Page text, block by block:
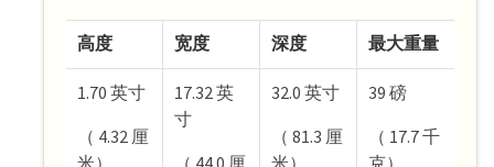
高度 宽度 深度 最大重量
1.70 英寸
（ 4.32 厘
17.32 英
寸
32.0 英寸
（ 81.3 厘
39 磅
（ 17.7 千